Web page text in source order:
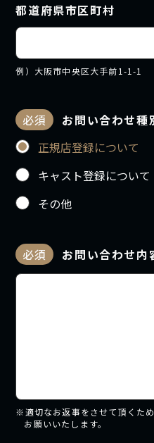
都道府県市区町村
例）大阪市中央区大手前1-1-1
必須
お問い合わせ種
正規店登録について
キャスト登録について
その他
必須 お問い合わせ内
※適切なお返事をさせて頂くた
お願いいたします。